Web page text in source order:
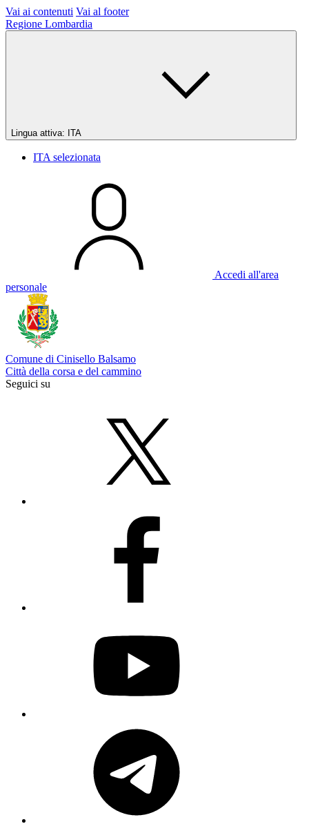
Vai ai contenuti Vai al footer
Regione Lombardia
Lingua attiva: ITA
ITA selezionata
Accedi all'area
personale
Comune di Cinisello Balsamo
Città della corsa e del cammino
Seguici su